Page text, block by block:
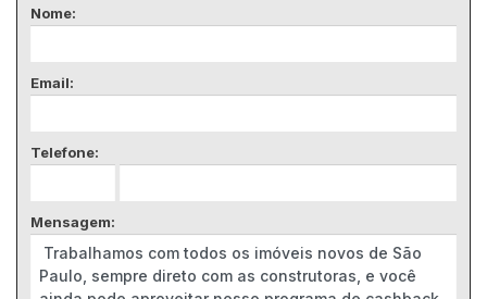
Nome:
Email:
Telefone:
Mensagem: